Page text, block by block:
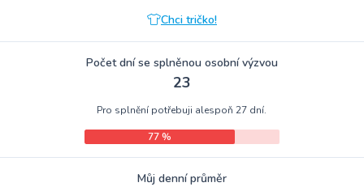
Chci tričko!
Počet dní se splněnou osobní výzvou
23
Pro splnění potřebuji alespoň 27 dní.
77 %
Můj denní průměr